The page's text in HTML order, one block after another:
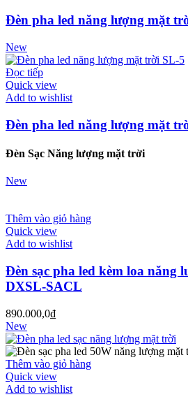
Đèn pha led năng lượng mặt
New
Đọc tiếp
Quick view
Add to wishlist
Đèn pha led năng lượng mặt
Đèn Sạc Năng lượng mặt trời
New
Thêm vào giỏ hàng
Quick view
Add to wishlist
Đèn sạc pha led kèm loa năng
DXSL-SACL
890.000,0₫
New
Thêm vào giỏ hàng
Quick view
Add to wishlist